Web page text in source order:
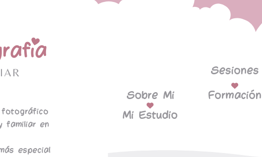
fotográfico
familiar en
especial
Sobre Mi
Mi Estudio
Sesiones
Formación